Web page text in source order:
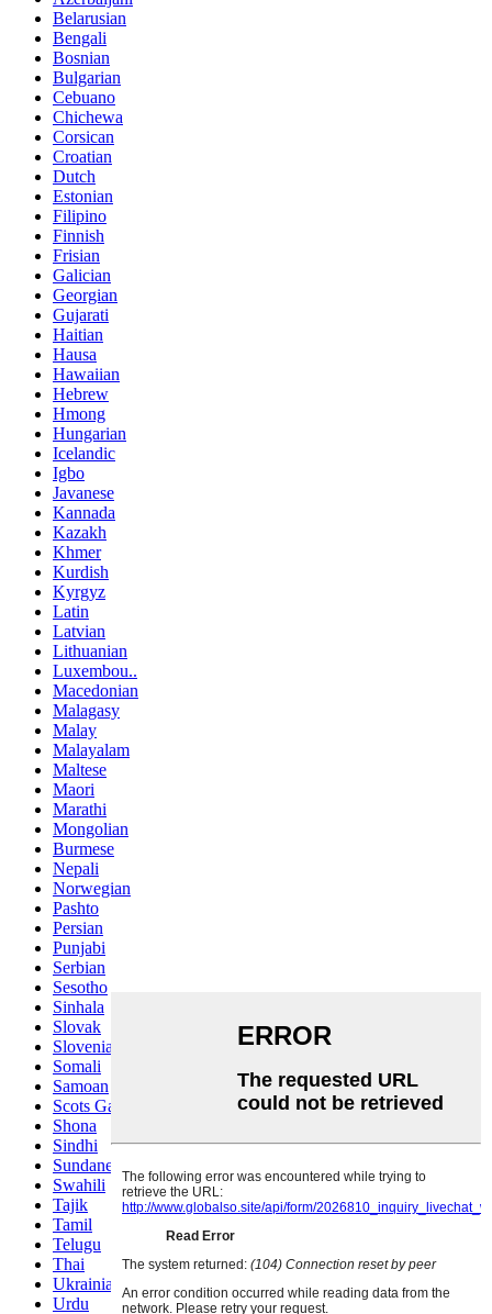
Belarusian
Bengali
Bosnian
Bulgarian
Cebuano
Chichewa
Corsican
Croatian
Dutch
Estonian
Filipino
Finnish
Frisian
Galician
Georgian
Gujarati
Haitian
Hausa
Hawaiian
Hebrew
Hmong
Hungarian
Icelandic
Igbo
Javanese
Kannada
Kazakh
Khmer
Kurdish
Kyrgyz
Latin
Latvian
Lithuanian
Luxembou..
Macedonian
Malagasy
Malay
Malayalam
Maltese
Maori
Marathi
Mongolian
Burmese
Nepali
Norwegian
Pashto
Persian
Punjabi
Serbian
Sesotho
Sinhala
Slovak
Slovenian
Somali
Samoan
Scots Gaelic
Shona
Sindhi
Sundanese
Swahili
Tajik
Tamil
Telugu
Thai
Ukrainian
Urdu